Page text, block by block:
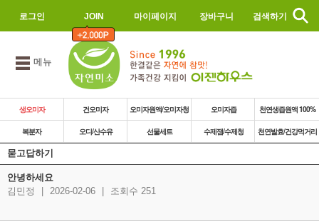
로그인 JOIN 마이페이지 장바구니 검색하기
메뉴
생오미자 건오미자 오미자원액/오미자청 오미자즙 천연생즙원액 100%
복분자 오디/산수유 선물세트 수제잼/수제청 천연발효/건강먹거리
묻고답하기
안녕하세요
김민정
2026-02-06 조회수 251